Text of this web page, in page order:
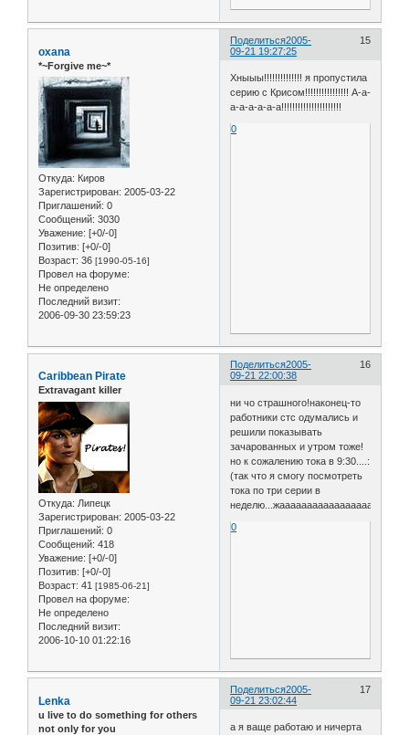
Поделиться 15
2005-
09-21 19:27:25
oxana
*~Forgive me~*
Откуда: Киров
Зарегистрирован: 2005-03-22
Приглашений: 0
Сообщений: 3030
Уважение: [+0/-0]
Позитив: [+0/-0]
Возраст: 36 [1990-05-16]
Провел на форуме:
Не определено
Последний визит:
2006-09-30 23:59:23
Хныыы!!!!!!!!!!!!!! я пропустила
серию с Крисом!!!!!!!!!!!!!!!! А-а-
а-а-а-а-а-а!!!!!!!!!!!!!!!!!!!!!!
0
Поделиться 16
2005-
09-21 22:00:38
Caribbean Pirate
Extravagant killer
Откуда: Липецк
Зарегистрирован: 2005-03-22
Приглашений: 0
Сообщений: 418
Уважение: [+0/-0]
Позитив: [+0/-0]
Возраст: 41 [1985-06-21]
Провел на форуме:
Не определено
Последний визит:
2006-10-10 01:22:16
ни чо страшного!наконец-то
работники стс одумались и
решили показывать
зачарованных и утром тоже!
но к сожалению тока в 9:30....:
(так что я смогу посмотреть
тока по три серии в
0
Поделиться 17
2005-
09-21 23:02:44
Lenka
u live to do something for others
not only for you
а я ваще работаю и ничерта